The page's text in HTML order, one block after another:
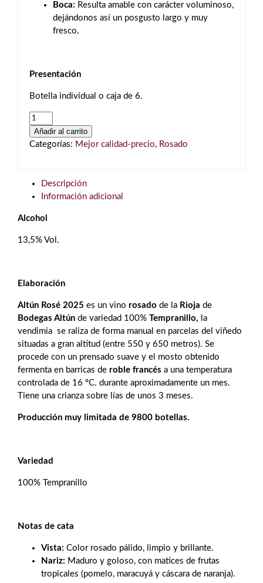
Boca: Resulta amable con carácter voluminoso,
dejándonos así un posgusto largo y muy
fresco.
Presentación
Botella individual o caja de 6.
Altún
Rosé
2025
Añadir al carrito
Categorías: Mejor calidad-precio, Rosado
Descripción
Información adicional
Alcohol
13,5% Vol.
Elaboración
Altún Rosé 2025 es un vino rosado de la Rioja de
Bodegas Altún de variedad 100% Tempranillo, la
vendimia se raliza de forma manual en parcelas del viñedo
situadas a gran altitud (entre 550 y 650 metros). Se
procede con un prensado suave y el mosto obtenido
fermenta en barricas de roble francés a una temperatura
controlada de 16 ºC. durante aproximadamente un mes.
Tiene una crianza sobre lías de unos 3 meses.
Producción muy limitada de 9800 botellas.
Variedad
100% Tempranillo
Notas de cata
Vista: Color rosado pálido, limpio y brillante.
Nariz: Maduro y goloso, con matices de frutas
tropicales (pomelo, maracuyá y cáscara de naranja).